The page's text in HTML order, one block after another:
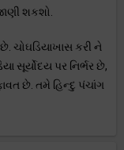
શકશો.
ચોઘડિયાખાસ કરી ને
સૂર્યોદય પર નિર્ભર છે,
છે. તમે હિન્દુ પંચાંગ